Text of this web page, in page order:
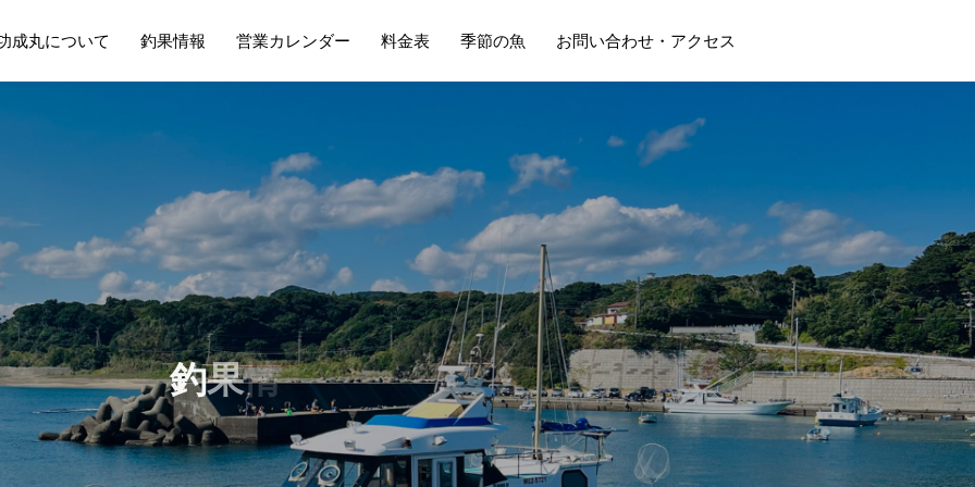
成丸について 釣果情報 営業カレンダー 料金表 季節の魚 お問い合わせ・アクセス
釣果情報